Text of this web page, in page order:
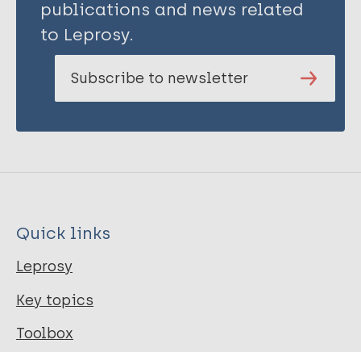
publications and news related
to Leprosy.
Subscribe to newsletter
Quick links
Leprosy
Key topics
Toolbox